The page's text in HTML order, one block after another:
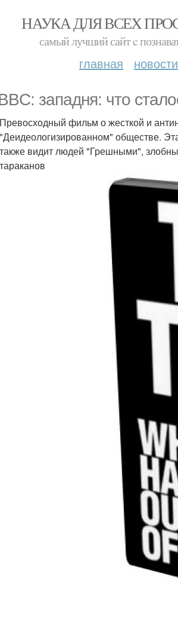
НАУКА ДЛЯ ВСЕХ
самый лучший сайт c
главная новости
западня: что
Превосходный фильм о жесткой и
"Деидеологизированном" обществе.
также видит людей "Грешными",
тараканов